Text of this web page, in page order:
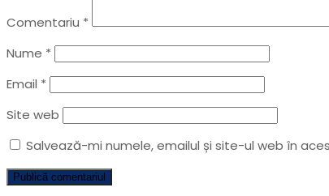
Comentariu *
Nume *
Email *
Site web
Salvează-mi numele, emailul și site-ul web în